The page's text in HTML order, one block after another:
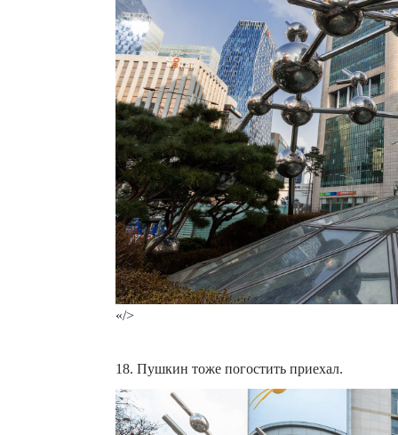
«/>
18. Пушкин тоже погостить приехал.